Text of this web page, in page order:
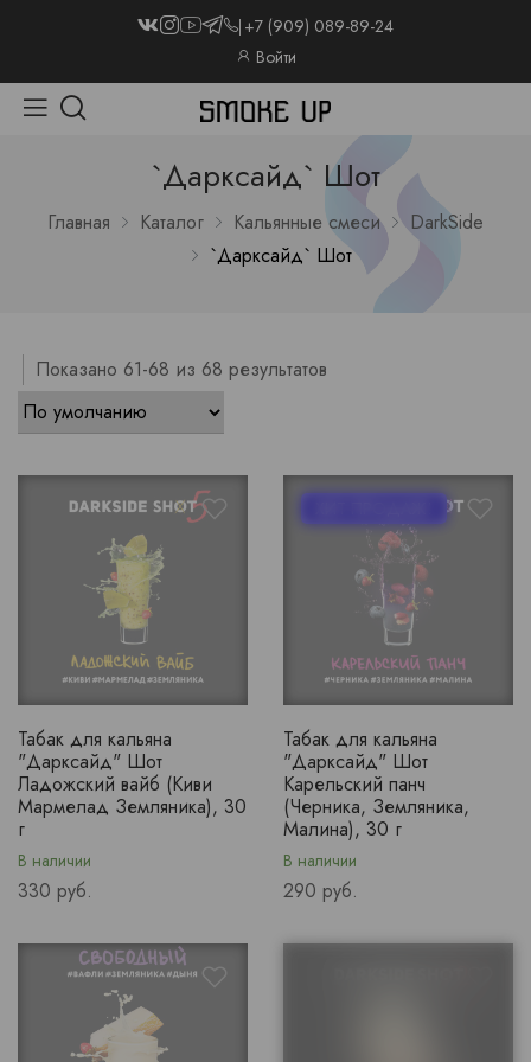
+7 (909) 089-89-24
Войти
`Дарксайд` Шот
Главная Каталог Кальянные смеси
DarkSide
`Дарксайд` Шот
Показано 61-68 из 68 результатов
Табак для кальяна
"Дарксайд" Шот
Ладожский вайб (Киви
Мармелад Земляника), 30
г
В наличии
Price
330 руб.
Табак для кальяна
"Дарксайд" Шот
Карельский панч
(Черника, Земляника,
Малина), 30 г
В наличии
Price
290 руб.